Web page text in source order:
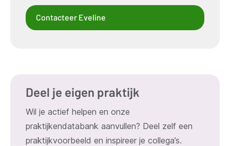
Contacteer Eveline
Deel je eigen praktijk
Wil je actief helpen en onze
praktijkendatabank aanvullen? Deel zelf een
praktijkvoorbeeld en inspireer je collega’s.